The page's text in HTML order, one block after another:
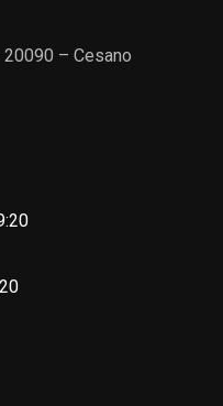
20090 – Cesano